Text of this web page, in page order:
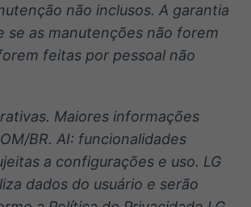
não inclusos. A garantia
se as manutenções não forem
feitas por pessoal não
Maiores informações
BR. AI: funcionalidades
a configurações e uso. LG
dados do usuário e serão